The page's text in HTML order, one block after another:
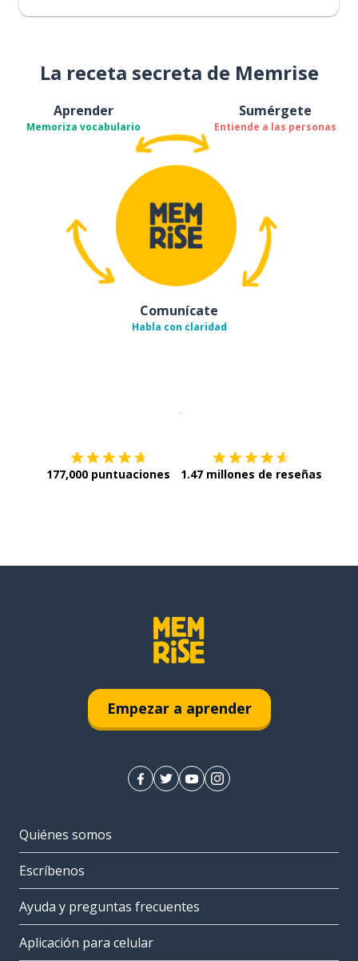
La receta secreta de Memrise
Aprender
Memoriza vocabulario
Sumérgete
Entiende a las personas
Comunícate
Habla con claridad
177,000 puntuaciones 1.47 millones de reseñas
Empezar a aprender
Quiénes somos
Escríbenos
Ayuda y preguntas frecuentes
Aplicación para celular